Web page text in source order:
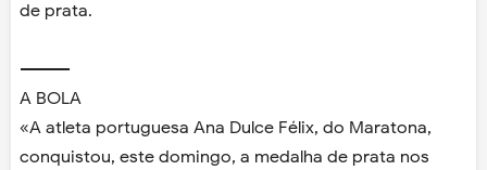
de prata.
---------
A BOLA
«A atleta portuguesa Ana Dulce Félix, do Maratona,
conquistou, este domingo, a medalha de prata nos